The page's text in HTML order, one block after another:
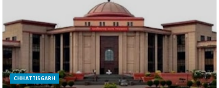
CHHATTISGARH